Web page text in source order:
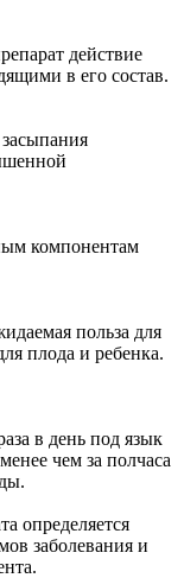
действие
в его состав.
компонентам
польза для
плода и ребенка.
в день под язык
чем за полчаса
определяется
заболевания и